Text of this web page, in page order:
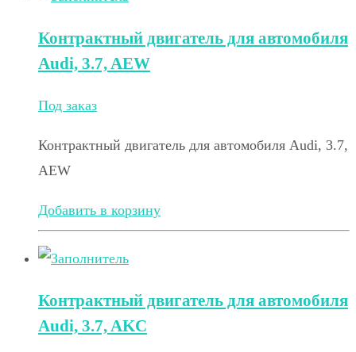
Контрактный двигатель для автомобиля
Audi, 3.7, AEW
Под заказ
Контрактный двигатель для автомобиля Audi, 3.7,
AEW
Добавить в корзину
Контрактный двигатель для автомобиля
Audi, 3.7, AKC